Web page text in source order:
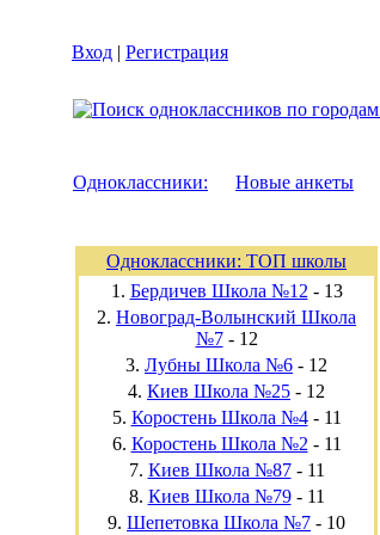
Вход | Регистрация
Одноклассники: Новые анкеты
Одноклассники: ТОП школы
1. Бердичев Школа №12 - 13
2. Новоград-Волынский Школа
№7- 12
3. Лубны Школа №6 - 12
4. Киев Школа №25 - 12
5. Коростень Школа №4- 11
6. Коростень Школа №2 - 11
7. Киев Школа №87- 11
8. Киев Школа №79- 11
9. Шепетовка Школа №7 - 10